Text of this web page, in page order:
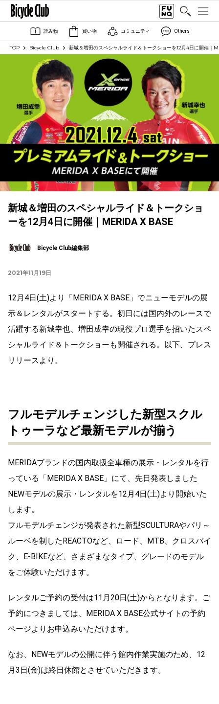
読み物 買い物 コミュニティ Others
TOP Bicycle Club 新城＆増田のスペシャルライド＆トークショーを12月4日に開催｜
新城＆増田のスペシャルライド＆トークショ
ーを12月4日に開催｜MERIDA X BASE
Bicycle Club編集部
2021年11月19日
12月4日(土)より「MERIDA X BASE」でニューモデルの展
示＆レンタルがスタートする。初日には国内外のレースで
活躍する新城幸也、増田成幸の現役プロ選手を招いたスペ
シャルライド＆トークショーも開催される。以下、プレス
リリースより。
フルモデルチェンジした新型スクル
トゥーラなど最新モデルが揃う
MERIDAブランドの国内取扱全車種の展示・レンタルを行
っている「MERIDA X BASE」にて、先日発表しました
NEWモデルの展示・レンタルを12月4日(土)より開始いた
します。
フルモデルチェンジが発表された新型SCULTURAやパリ～
ルーベを制したREACTOなど、ロード、MTB、クロスバイ
ク、E-BIKEなど、さまざまなタイプ、グレードのモデル
をご体験いただけます。
レンタルご予約の受付は11月20日(土)からとなります。ご
予約につきましては、MERIDA X BASE公式サイトの予約
ページよりお申込みいただけます。
なお、NEWモデルの公開に伴う館内作業実施のため、12
月3日(金)は終日休館とさせていただきます。